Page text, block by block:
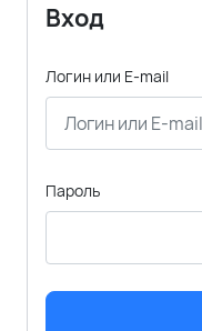
Вход
Логин или E-mail
Пароль